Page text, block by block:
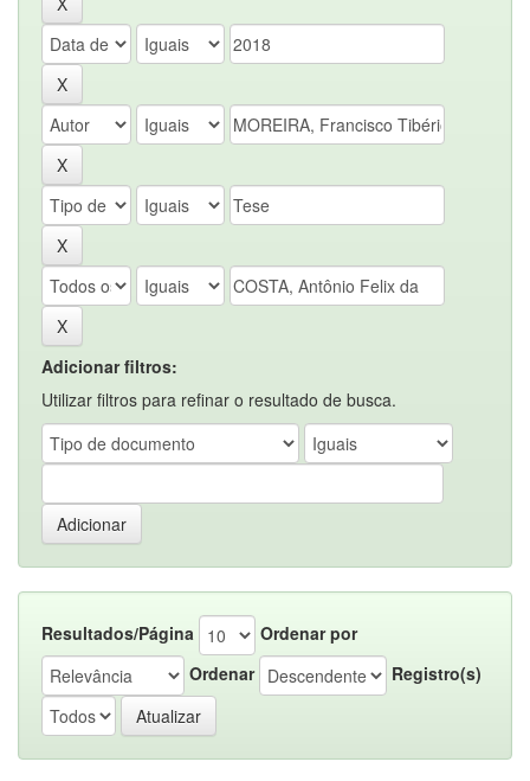
Adicionar filtros:
Utilizar filtros para refinar o resultado de busca.
Resultados/Página
Ordenar por
Ordenar
Registro(s)